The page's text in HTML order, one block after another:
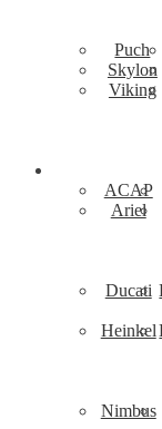
Puch
Skylon
Viking
ACAP
Ariel
Ducati
Heinkel
Nimbus